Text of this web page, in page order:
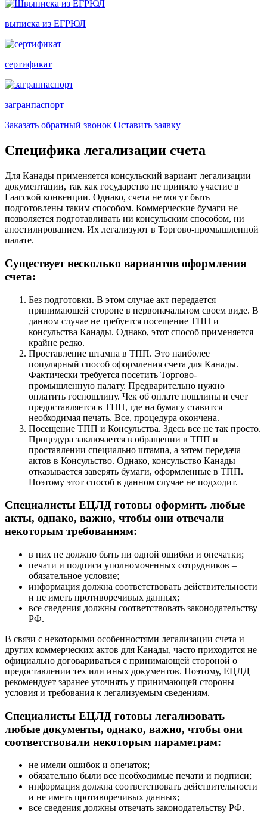
выписка из ЕГРЮЛ
сертификат
загранпаспорт
Заказать обратный звонок Оставить заявку
Специфика легализации счета
Для Канады применяется консульский вариант легализации
документации, так как государство не приняло участие в
Гаагской конвенции. Однако, счета не могут быть
подготовлены таким способом. Коммерческие бумаги не
позволяется подготавливать ни консульским способом, ни
апостилированием. Их легализуют в Торгово-промышленной
палате.
Существует несколько вариантов оформления
счета:
Без подготовки. В этом случае акт передается
принимающей стороне в первоначальном своем виде. В
данном случае не требуется посещение ТПП и
консульства Канады. Однако, этот способ применяется
крайне редко.
Проставление штампа в ТПП. Это наиболее
популярный способ оформления счета для Канады.
Фактически требуется посетить Торгово-
промышленную палату. Предварительно нужно
оплатить госпошлину. Чек об оплате пошлины и счет
предоставляется в ТПП, где на бумагу ставится
необходимая печать. Все, процедура окончена.
Посещение ТПП и Консульства. Здесь все не так просто.
Процедура заключается в обращении в ТПП и
проставлении специально штампа, а затем передача
актов в Консульство. Однако, консульство Канады
отказывается заверять бумаги, оформленные в ТПП.
Поэтому этот способ в данном случае не подходит.
Специалисты ЕЦЛД готовы оформить любые
акты, однако, важно, чтобы они отвечали
некоторым требованиям:
в них не должно быть ни одной ошибки и опечатки;
печати и подписи уполномоченных сотрудников –
обязательное условие;
информация должна соответствовать действительности
и не иметь противоречивых данных;
все сведения должны соответствовать законодательству
РФ.
В связи с некоторыми особенностями легализации счета и
других коммерческих актов для Канады, часто приходится не
официально договариваться с принимающей стороной о
предоставлении тех или иных документов. Поэтому, ЕЦЛД
рекомендует заранее уточнять у принимающей стороны
условия и требования к легализуемым сведениям.
Специалисты ЕЦЛД готовы легализовать
любые документы, однако, важно, чтобы они
соответствовали некоторым параметрам:
не имели ошибок и опечаток;
обязательно были все необходимые печати и подписи;
информация должна соответствовать действительности
и не иметь противоречивых данных;
все сведения должны отвечать законодательству РФ.